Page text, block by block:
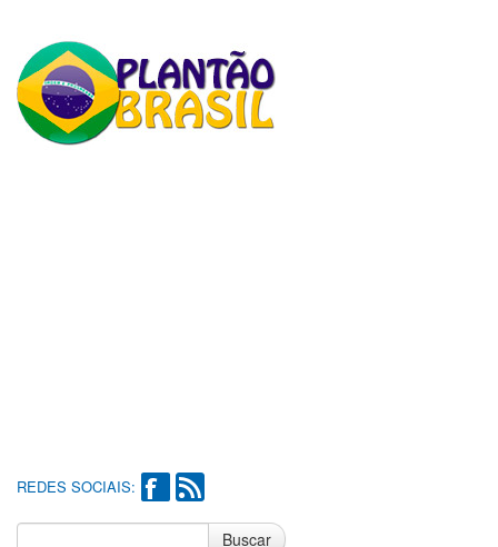
REDES SOCIAIS:
Buscar